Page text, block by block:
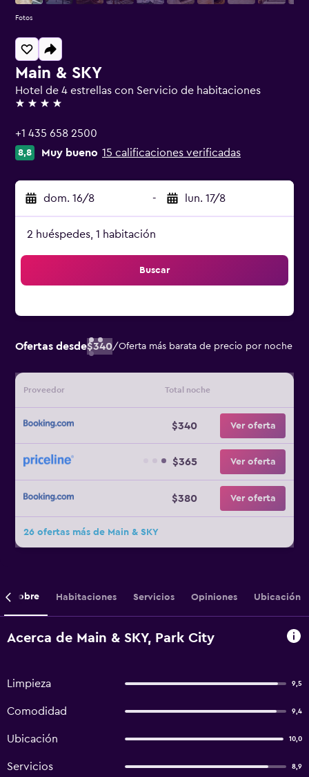
Main & SKY
Hotel de 4 estrellas con Servicio de habitaciones
4 estrellas
+1 435 658 2500
8,8 Muy bueno 15 calificaciones verificadas
dom. 16/8 - lun. 17/8
2 huéspedes, 1 habitación
Buscar
Ofertas desde$340/Oferta más barata de precio por noche
Proveedor Total noche
$340 Ver oferta
$365 Ver oferta
$380 Ver oferta
26 ofertas más de Main & SKY
Fotos
Sobre Habitaciones Servicios Opiniones Ubicación
Acerca de Main & SKY, Park City
Limpieza 9,5
Comodidad 9,4
Ubicación 10,0
Servicios 8,9